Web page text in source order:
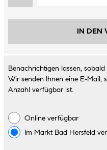
IN DEN
Benachrichtigen lassen,
Wir senden Ihnen eine E-Mail,
Anzahl verfügbar ist.
Online verfügbar
Im Markt Bad Hersfeld